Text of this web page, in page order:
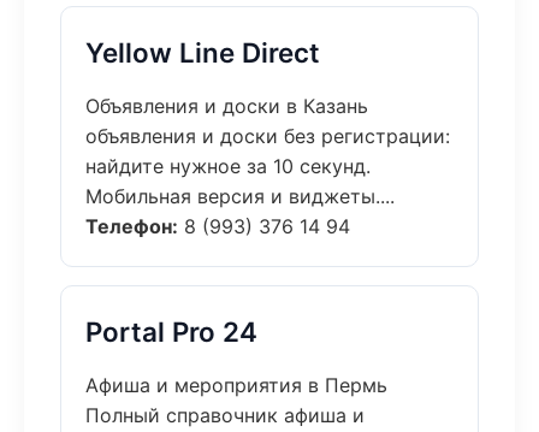
Yellow Line Direct
Объявления и доски в Казань
объявления и доски без регистрации:
найдите нужное за 10 секунд.
Мобильная версия и виджеты....
Телефон: 8 (993) 376 14 94
Portal Pro 24
Афиша и мероприятия в Пермь
Полный справочник афиша и